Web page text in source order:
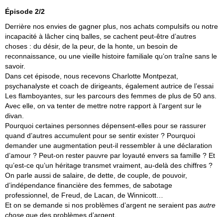
Épisode 2/2
Derrière nos envies de gagner plus, nos achats compulsifs ou notre
incapacité à lâcher cinq balles, se cachent peut-être d’autres
choses : du désir, de la peur, de la honte, un besoin de
reconnaissance, ou une vieille histoire familiale qu’on traîne sans le
savoir.
Dans cet épisode, nous recevons Charlotte Montpezat,
psychanalyste et coach de dirigeants, également autrice de l’essai
Les flamboyantes, sur les parcours des femmes de plus de 50 ans.
Avec elle, on va tenter de mettre notre rapport à l’argent sur le
divan.
Pourquoi certaines personnes dépensent-elles pour se rassurer
quand d’autres accumulent pour se sentir exister ? Pourquoi
demander une augmentation peut-il ressembler à une déclaration
d’amour ? Peut-on rester pauvre par loyauté envers sa famille ? Et
qu’est-ce qu’un héritage transmet vraiment, au-delà des chiffres ?
On parle aussi de salaire, de dette, de couple, de pouvoir,
d’indépendance financière des femmes, de sabotage
professionnel, de Freud, de Lacan, de Winnicott…
Et on se demande si nos problèmes d’argent ne seraient pas autre
chose que des problèmes d’argent.